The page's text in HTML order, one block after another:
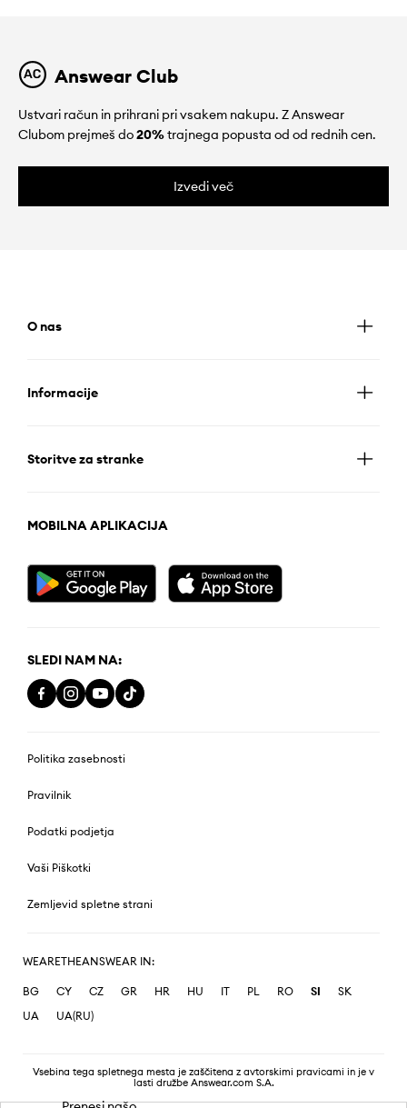
Answear Club
Ustvari račun in prihrani pri vsakem nakupu. Z Answear
Clubom prejmeš do20%trajnega popusta od od rednih cen.
Izvedi več
O nas
Informacije
Storitve za stranke
MOBILNA APLIKACIJA
SLEDI NAM NA:
Politika zasebnosti
Pravilnik
Podatki podjetja
Vaši Piškotki
Zemljevid spletne strani
WEARETHEANSWEAR IN:
BG CY CZ GR HR HU IT PL RO SI
SK
UA
UA(RU)
Vsebina tega spletnega mesta je zaščitena z avtorskimi pravicami in je v
lasti družbe Answear.com S.A.